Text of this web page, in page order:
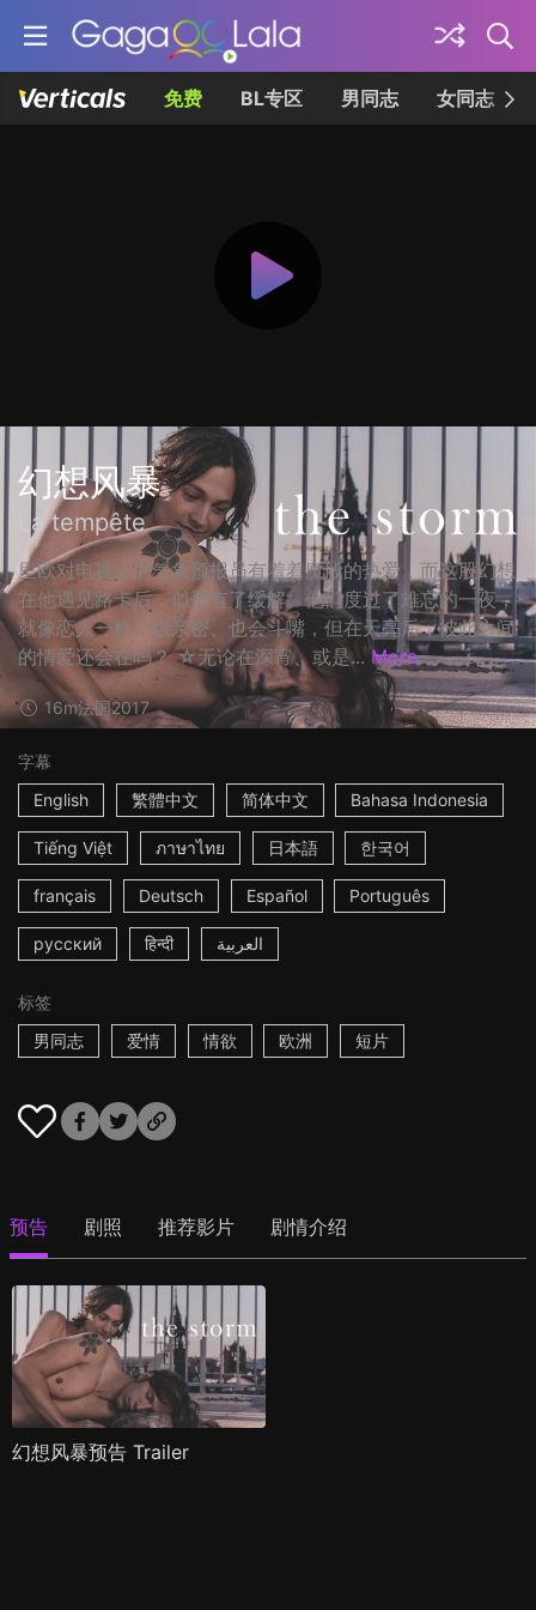
免费 BL专区 男同志 女同志
幻想风暴
La tempête
里欧对电视上的气象预报员有着着魔般的热爱，而这股幻想
在他遇见路卡后，似乎有了缓解。他们度过了难忘的一夜，
就像恋人一样，很亲密、也会斗嘴，但在天亮后，彼此之间
的情爱还会在吗？ ☆无论在深宵、或是... More
16m法国2017
字幕
English
繁體中文 简体中文 Bahasa Indonesia
Tiếng Việt ภาษาไทย 日本語 한국어
français Deutsch Español Português
русский हिन्दी العربية
标签
男同志
爱情 情欲 欧洲 短片
预告 剧照 推荐影片 剧情介绍
幻想风暴预告 Trailer